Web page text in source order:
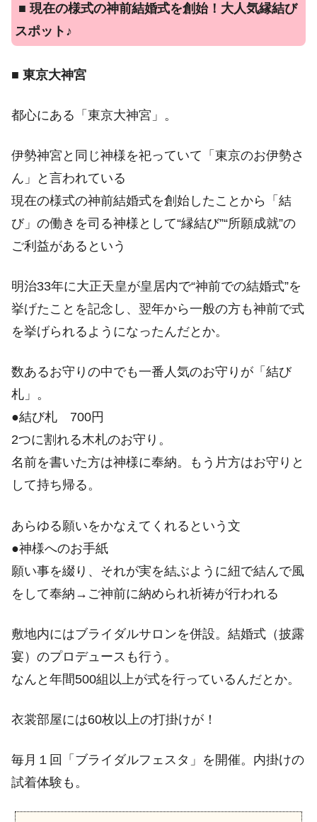
■ 現在の様式の神前結婚式を創始！大人気縁結び
スポット♪
■ 東京大神宮
都心にある「東京大神宮」。
伊勢神宮と同じ神様を祀っていて「東京のお伊勢さ
ん」と言われている
現在の様式の神前結婚式を創始したことから「結
び」の働きを司る神様として“縁結び”“所願成就”の
ご利益があるという
明治33年に大正天皇が皇居内で“神前での結婚式”を
挙げたことを記念し、翌年から一般の方も神前で式
を挙げられるようになったんだとか。
数あるお守りの中でも一番人気のお守りが「結び
札」。
●結び札 700円
2つに割れる木札のお守り。
名前を書いた方は神様に奉納。もう片方はお守りと
して持ち帰る。
あらゆる願いをかなえてくれるという文
●神様へのお手紙
願い事を綴り、それが実を結ぶように紐で結んで風
をして奉納→ご神前に納められ祈祷が行われる
敷地内にはブライダルサロンを併設。結婚式（披露
宴）のプロデュースも行う。
なんと年間500組以上が式を行っているんだとか。
衣裳部屋には60枚以上の打掛けが！
毎月１回「ブライダルフェスタ」を開催。内掛けの
試着体験も。